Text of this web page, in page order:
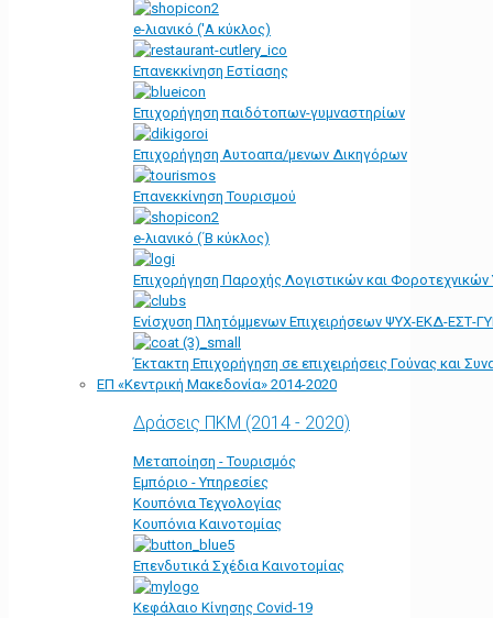
e-λιανικό ('Α κύκλος)
Επανεκκίνηση Εστίασης
Επιχορήγηση παιδότοπων-γυμναστηρίων
Επιχορήγηση Αυτοαπα/μενων Δικηγόρων
Επανεκκίνηση Τουρισμού
e-λιανικό (΄Β κύκλος)
Επιχορήγηση Παροχής Λογιστικών και
Ενίσχυση Πλητόμμενων Επιχειρήσεων ΨΥΧ-ΕΚΔ-ΕΣΤ-
Έκτακτη Επιχορήγηση σε επιχειρήσεις Γούνας και
ΕΠ «Kεντρική Μακεδονία» 2014-2020
Δράσεις ΠΚΜ (2014 - 2020)
Μεταποίηση - Τουρισμός
Εμπόριο - Υπηρεσίες
Κουπόνια Τεχνολογίας
Κουπόνια Καινοτομίας
Επενδυτικά Σχέδια Καινοτομίας
Κεφάλαιο Κίνησης Covid-19